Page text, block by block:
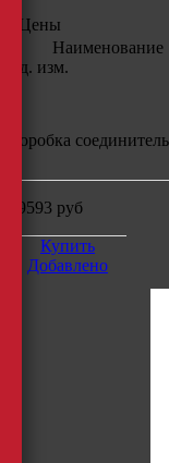
Цены
Наименование
Ед. изм.
Коробка
29593 руб
Купить
Добавлено